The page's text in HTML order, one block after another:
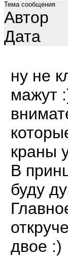
Тема сообщения
Автор
Дата
ну не
мажут
краны
В
буду
двое :)